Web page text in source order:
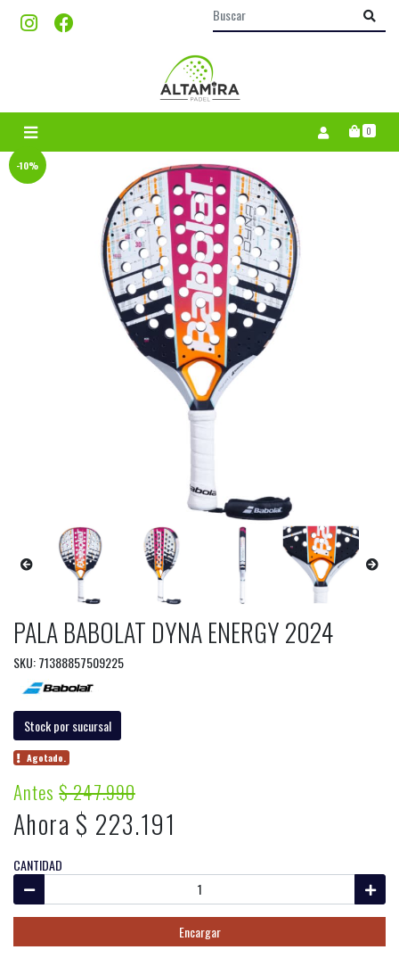
0
-10%
PALA BABOLAT DYNA ENERGY 2024
SKU: 71388857509225
Stock por sucursal
Agotado.
Antes$ 247.990
Ahora $ 223.191
CANTIDAD
Encargar